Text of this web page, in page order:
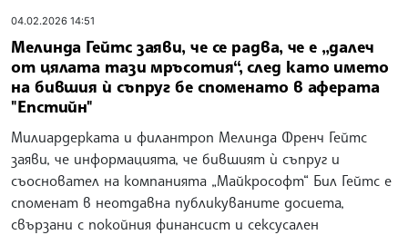
04.02.2026 14:51
Мелинда Гейтс заяви, че се радва, че е „далеч
от цялата тази мръсотия“, след като името
на бившия ѝ съпруг бе споменато в аферата
"Епстийн"
Милиардерката и филантроп Мелинда Френч Гейтс
заяви, че информацията, че бившият ѝ съпруг и
съосновател на компанията „Майкрософт“ Бил Гейтс е
споменат в неотдавна публикуваните досиета,
свързани с покойния финансист и сексусален